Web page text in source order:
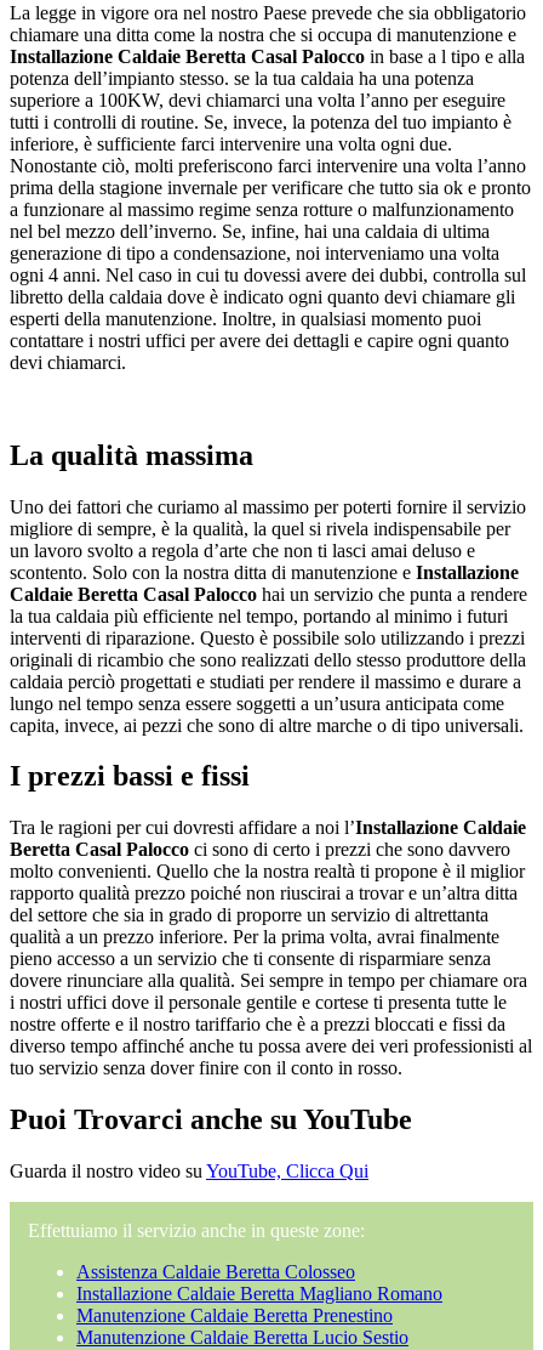
La legge in vigore ora nel nostro Paese prevede che sia obbligatorio
chiamare una ditta come la nostra che si occupa di manutenzione e
Installazione Caldaie Beretta Casal Palocco in base a l tipo e alla
potenza dell’impianto stesso. se la tua caldaia ha una potenza
superiore a 100KW, devi chiamarci una volta l’anno per eseguire
tutti i controlli di routine. Se, invece, la potenza del tuo impianto è
inferiore, è sufficiente farci intervenire una volta ogni due.
Nonostante ciò, molti preferiscono farci intervenire una volta l’anno
prima della stagione invernale per verificare che tutto sia ok e pronto
a funzionare al massimo regime senza rotture o malfunzionamento
nel bel mezzo dell’inverno. Se, infine, hai una caldaia di ultima
generazione di tipo a condensazione, noi interveniamo una volta
ogni 4 anni. Nel caso in cui tu dovessi avere dei dubbi, controlla sul
libretto della caldaia dove è indicato ogni quanto devi chiamare gli
esperti della manutenzione. Inoltre, in qualsiasi momento puoi
contattare i nostri uffici per avere dei dettagli e capire ogni quanto
devi chiamarci.
La qualità massima
Uno dei fattori che curiamo al massimo per poterti fornire il servizio
migliore di sempre, è la qualità, la quel si rivela indispensabile per
un lavoro svolto a regola d’arte che non ti lasci amai deluso e
scontento. Solo con la nostra ditta di manutenzione e Installazione
Caldaie Beretta Casal Palocco hai un servizio che punta a rendere
la tua caldaia più efficiente nel tempo, portando al minimo i futuri
interventi di riparazione. Questo è possibile solo utilizzando i prezzi
originali di ricambio che sono realizzati dello stesso produttore della
caldaia perciò progettati e studiati per rendere il massimo e durare a
lungo nel tempo senza essere soggetti a un’usura anticipata come
capita, invece, ai pezzi che sono di altre marche o di tipo universali.
I prezzi bassi e fissi
Tra le ragioni per cui dovresti affidare a noi l’Installazione Caldaie
Beretta Casal Palocco ci sono di certo i prezzi che sono davvero
molto convenienti. Quello che la nostra realtà ti propone è il miglior
rapporto qualità prezzo poiché non riuscirai a trovar e un’altra ditta
del settore che sia in grado di proporre un servizio di altrettanta
qualità a un prezzo inferiore. Per la prima volta, avrai finalmente
pieno accesso a un servizio che ti consente di risparmiare senza
dovere rinunciare alla qualità. Sei sempre in tempo per chiamare ora
i nostri uffici dove il personale gentile e cortese ti presenta tutte le
nostre offerte e il nostro tariffario che è a prezzi bloccati e fissi da
diverso tempo affinché anche tu possa avere dei veri professionisti al
tuo servizio senza dover finire con il conto in rosso.
Puoi Trovarci anche su YouTube
Guarda il nostro video su YouTube, Clicca Qui
Effettuiamo il servizio anche in queste zone:
Assistenza Caldaie Beretta Colosseo
Installazione Caldaie Beretta Magliano Romano
Manutenzione Caldaie Beretta Prenestino
Manutenzione Caldaie Beretta Lucio Sestio